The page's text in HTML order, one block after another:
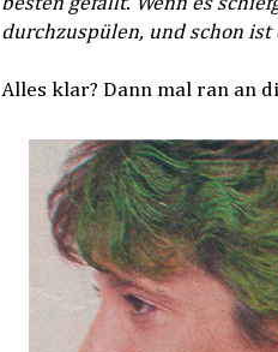
durchzuspülen, und schon ist
Alles klar? Dann mal ran an